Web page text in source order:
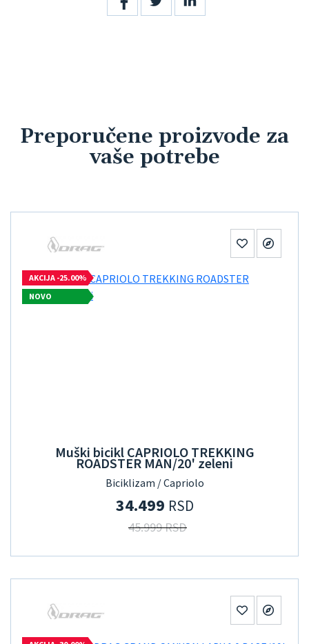
Preporučene proizvode za
vaše potrebe
AKCIJA -25.00%
NOVO
Muški bicikl CAPRIOLO TREKKING
ROADSTER MAN/20' zeleni
Biciklizam / Capriolo
34.499 RSD
45.999 RSD